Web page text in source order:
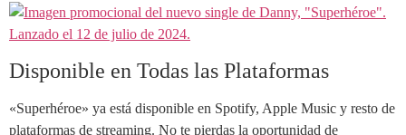
Disponible en Todas las Plataformas
«Superhéroe» ya está disponible en Spotify, Apple Music y resto de
plataformas de streaming. No te pierdas la oportunidad de